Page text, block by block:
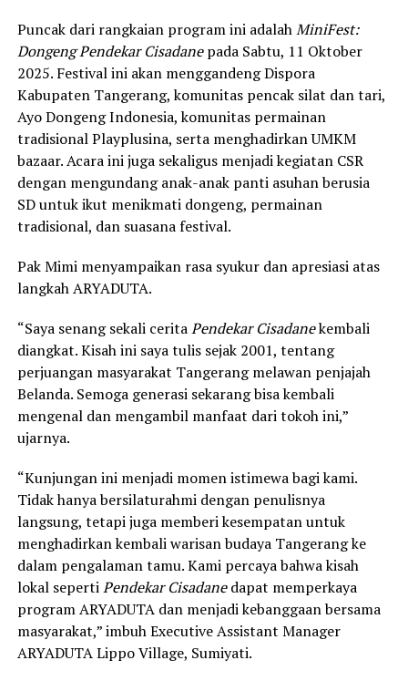
Puncak dari rangkaian program ini adalahMiniFest:
Dongeng Pendekar Cisadanepada Sabtu, 11 Oktober
2025. Festival ini akan menggandeng Dispora
Kabupaten Tangerang, komunitas pencak silat dan tari,
Ayo Dongeng Indonesia, komunitas permainan
tradisional Playplusina, serta menghadirkan UMKM
bazaar. Acara ini juga sekaligus menjadi kegiatan CSR
dengan mengundang anak-anak panti asuhan berusia
SD untuk ikut menikmati dongeng, permainan
tradisional, dan suasana festival.
Pak Mimi menyampaikan rasa syukur dan apresiasi atas
langkah ARYADUTA.
“Saya senang sekali ceritaPendekar Cisadanekembali
diangkat. Kisah ini saya tulis sejak 2001, tentang
perjuangan masyarakat Tangerang melawan penjajah
Belanda. Semoga generasi sekarang bisa kembali
mengenal dan mengambil manfaat dari tokoh ini,”
ujarnya.
“Kunjungan ini menjadi momen istimewa bagi kami.
Tidak hanya bersilaturahmi dengan penulisnya
langsung, tetapi juga memberi kesempatan untuk
menghadirkan kembali warisan budaya Tangerang ke
dalam pengalaman tamu. Kami percaya bahwa kisah
lokal sepertiPendekar Cisadanedapat memperkaya
program ARYADUTA dan menjadi kebanggaan bersama
masyarakat,” imbuh Executive Assistant Manager
ARYADUTA Lippo Village, Sumiyati.